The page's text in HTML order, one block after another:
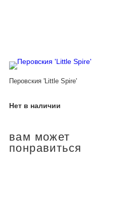
Перовския 'Little Spire'
Нет в наличии
вам может
понравиться